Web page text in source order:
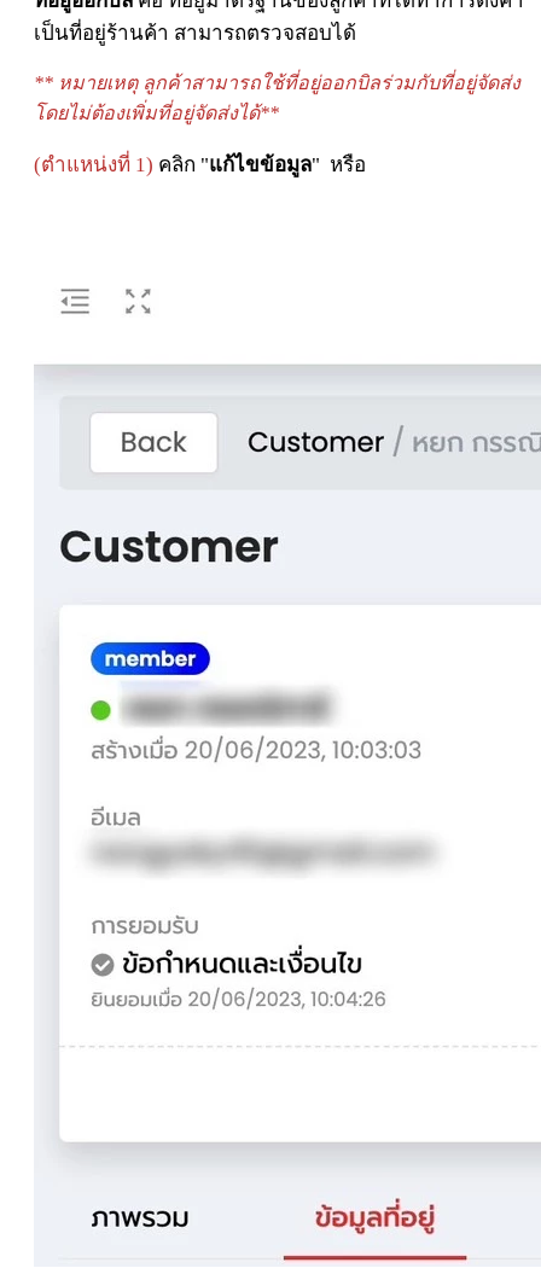
เป็นที่อยู่ร้านค้า สามารถตรวจสอบได้
** หมายเหตุ ลูกค้าสามารถใช้ที่อยู่ออกบิลร่วมกับที่อยู่จัดส่ง
โดยไม่ต้องเพิ่มที่อยู่จัดส่งได้**
(ตำแหน่งที่ 1) คลิก "แก้ไขข้อมูล" หรือ